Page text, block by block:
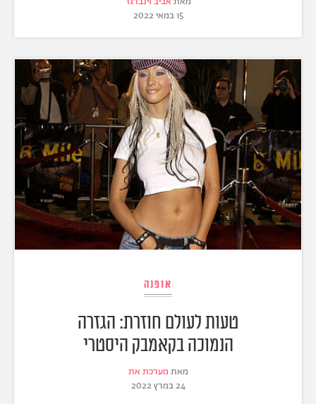
15 במאי 2022
אופנה
טעות לעולם חוזרת: הגזרה
הנמוכה בקאמבק היסטרי
מאת מערכת את
24 במרץ 2022